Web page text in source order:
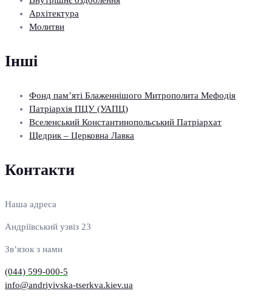
Архітектура
Молитви
Інші
Фонд пам’яті Блаженнішого Митрополита Мефодія
Патріархія ПЦУ (УАПЦ)
Вселенський Константинопольський Патріархат
Щедрик – Церковна Лавка
Контакти
Наша адреса
Андріївський узвіз 23
Зв’язок з нами
(044) 599-000-5
info@andriyivska-tserkva.kiev.ua